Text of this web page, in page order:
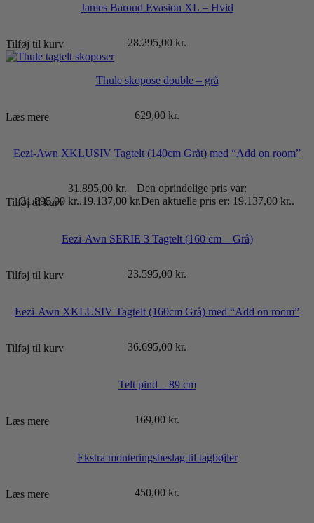
James Baroud Evasion XL – Hvid
28.295,00 kr.
Tilføj til kurv
Thule skopose double – grå
629,00 kr.
Læs mere
Eezi-Awn XKLUSIV Tagtelt (140cm Gråt) med “Add on room”
31.895,00kr.
Den oprindelige pris var:
31.895,00 kr..19.137,00 kr.Den aktuelle pris er: 19.137,00 kr..
Tilføj til kurv
Eezi-Awn SERIE 3 Tagtelt (160 cm – Grå)
23.595,00 kr.
Tilføj til kurv
Eezi-Awn XKLUSIV Tagtelt (160cm Grå) med “Add on room”
36.695,00 kr.
Tilføj til kurv
Telt pind – 89 cm
169,00 kr.
Læs mere
Ekstra monteringsbeslag til tagbøjler
450,00 kr.
Læs mere